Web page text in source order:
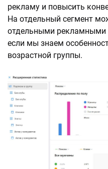
рекламу и повысить
На отдельный сегмент
отдельными рекламными
если мы знаем
возрастной группы.